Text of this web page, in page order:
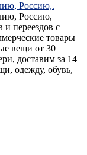
Россию,.
Россию,
и переездов с
товары
вещи от 30
доставим за 14
одежду, обувь,